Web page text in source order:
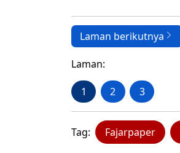
Laman berikutnya
Laman:
1 2 3
Tag: Fajarpaper